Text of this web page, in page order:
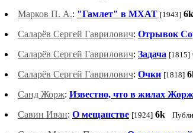
Марков П. А.: "Гамлет" в МХАТ [1943] 6k
Саларёв Сергей Гаврилович: Отрывок
Саларёв Сергей Гаврилович: Задача [1815]
Саларёв Сергей Гаврилович: Очки [1818]
Санд Жорж: Известно, что в жилах
Савин Иван: О мещанстве [1924] 6k